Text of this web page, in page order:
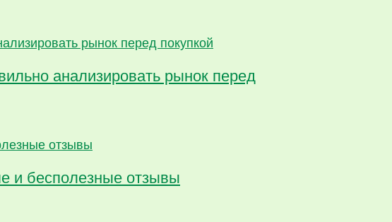
анализировать рынок перед
и бесполезные отзывы